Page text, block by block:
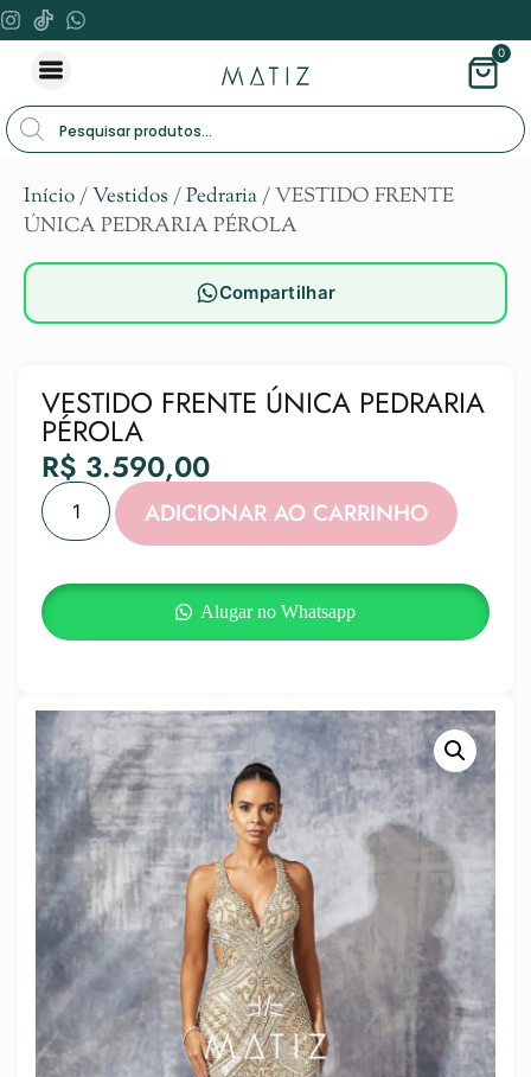
0
Início/Vestidos /Pedraria/ VESTIDO FRENTE
ÚNICA PEDRARIA PÉROLA
Compartilhar
VESTIDO FRENTE ÚNICA PEDRARIA
PÉROLA
R$ 3.590,00
ADICIONAR AO CARRINHO
Alugar no Whatsapp